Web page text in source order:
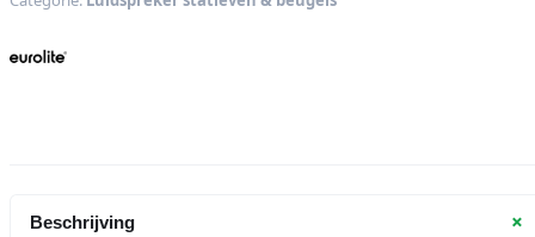
Beschrijving +